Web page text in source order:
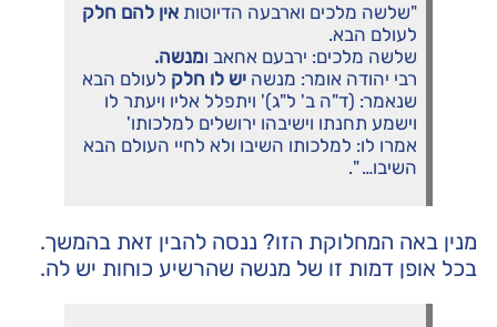
"שלשה מלכים וארבעה הדיוטות אין להם חלק
לעולם הבא.
שלשה מלכים: ירבעם אחאב ומנשה.
רבי יהודה אומר: מנשה יש לו חלק לעולם הבא
שנאמר: (ד"ה ב' ל"ג)' ויתפלל אליו ויעתר לו
וישמע תחנתו וישיבהו ירושלים למלכותו'
אמרו לו: למלכותו השיבו ולא לחיי העולם הבא
השיבו… ".
מנין באה המחלוקת הזו? ננסה להבין זאת בהמשך.
בכל אופן דמות זו של מנשה שהרשיע כוחות יש לה.